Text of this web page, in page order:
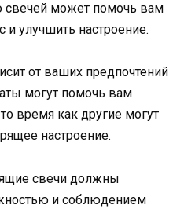
может помочь вам
и улучшить настроение.
от ваших предпочтений
могут помочь вам
время как другие могут
настроение.
свечи должны
и соблюдением